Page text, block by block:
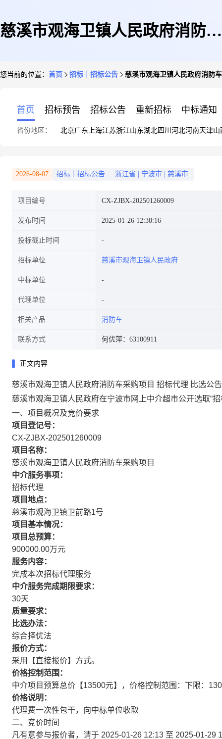
慈溪市观海卫镇人民政府消防车
您当前的位置： 首页 招标｜招标公告 慈溪市观海卫镇人民政府消防
首页 招标预告 招标公告 重新招标 中标通知
省份地区： 北京广东 上海江苏浙江山东湖北四川 河北河南天津山
2026-08-07 招标｜招标公告 浙江省 宁波市 慈溪市
项目编号 CX-ZJBX-202501260009
发布时间 2025-01-26 12:38:16
投标截止时间
招标单位 慈溪市观海卫镇人民政府
中标单位
代理单位
相关产品 消防车
联系方式 何优萍：63100911
正文内容
慈溪市观海卫镇人民政府消防车采购项目 招标代理 比选公告
慈溪市观海卫镇人民政府在宁波市网上中介超市公开选取“
一、项目概况及竞价要求
项目登记号：
CX-ZJBX-202501260009
项目名称：
慈溪市观海卫镇人民政府消防车采购项目
中介服务事项：
招标代理
项目地点：
慈溪市观海卫镇卫前路1号
项目基本情况：
项目总预算：
900000.00万元
服务内容：
完成本次招标代理服务
中介服务完成期限要求：
30天
质量要求：
比选办法：
综合择优法
报价方式：
采用【直接报价】方式。
价格控制范围：
中介项目预算总价【13500元】，价格控制范围：下限：
价格说明：
代理费一次性包干，向中标单位收取
二、竞价时间
凡有意参与报价者，请于 2025-01-26 12:13 至 2025-01-29